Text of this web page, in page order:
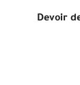
Devoir